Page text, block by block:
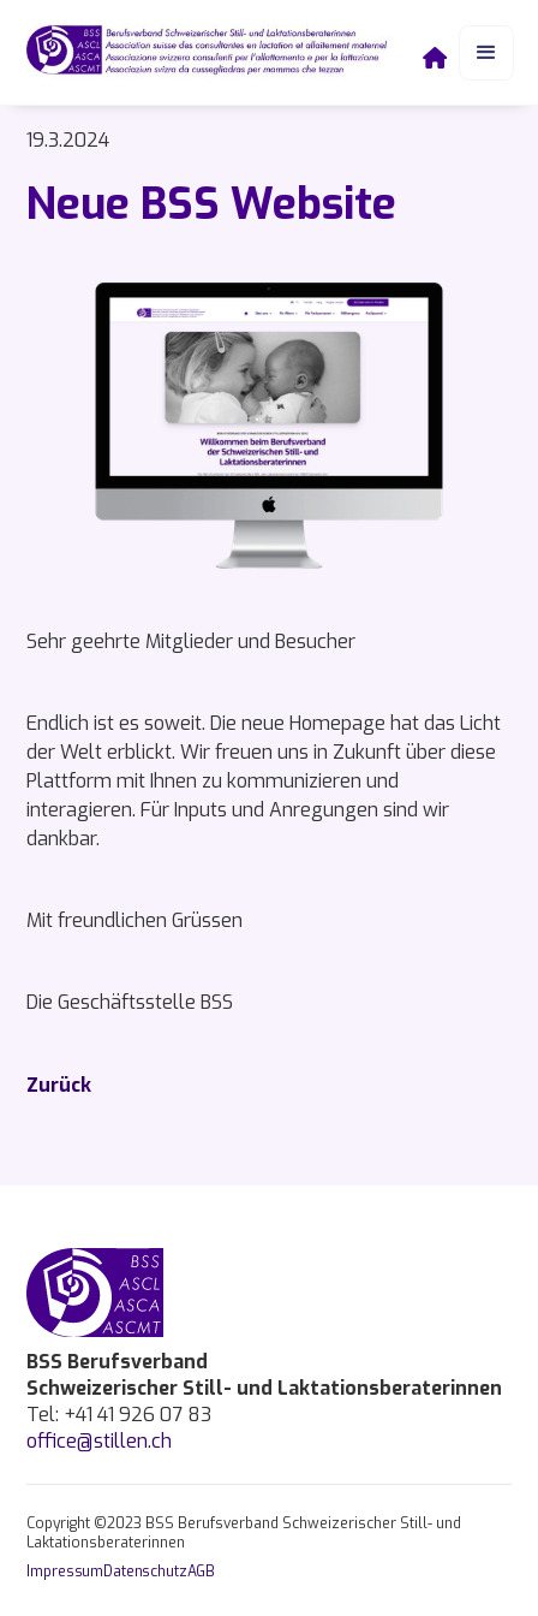

19.3.2024
Neue BSS Website
Sehr geehrte Mitglieder und Besucher
Endlich ist es soweit. Die neue Homepage hat das Licht
der Welt erblickt. Wir freuen uns in Zukunft über diese
Plattform mit Ihnen zu kommunizieren und
interagieren. Für Inputs und Anregungen sind wir
dankbar.
Mit freundlichen Grüssen
Die Geschäftsstelle BSS
Zurück
BSS Berufsverband
Schweizerischer Still- und Laktationsberaterinnen
Tel: +41 41 926 07 83
office@stillen.ch
Copyright ©2023 BSS Berufsverband Schweizerischer Still- und
Laktationsberaterinnen
ImpressumDatenschutzAGB